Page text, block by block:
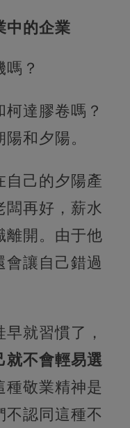
中的企業
？
達膠卷嗎？
和夕陽。
自己的夕陽產
闆再好，薪水
離開。由于他
會讓自己錯過
就習慣了，
就不會輕易選
種敬業精神是
不認同這種不